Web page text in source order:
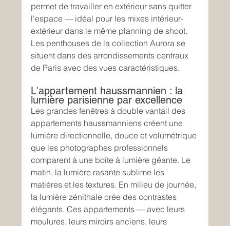
permet de travailler en extérieur sans quitter
l'espace — idéal pour les mixes intérieur-
extérieur dans le même planning de shoot.
Les penthouses de la collection Aurora se
situent dans des arrondissements centraux
de Paris avec des vues caractéristiques.
L'appartement haussmannien : la
lumière parisienne par excellence
Les grandes fenêtres à double vantail des
appartements haussmanniens créent une
lumière directionnelle, douce et volumétrique
que les photographes professionnels
comparent à une boîte à lumière géante. Le
matin, la lumière rasante sublime les
matières et les textures. En milieu de journée,
la lumière zénithale crée des contrastes
élégants. Ces appartements — avec leurs
moulures, leurs miroirs anciens, leurs